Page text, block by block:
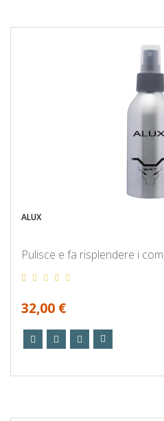
ALUX
Pulisce e fa risplendere i
32,00 €